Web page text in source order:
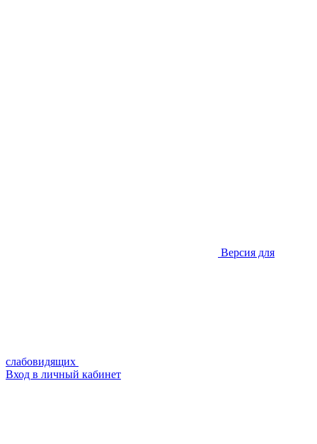
Версия для
слабовидящих
Вход в личный кабинет